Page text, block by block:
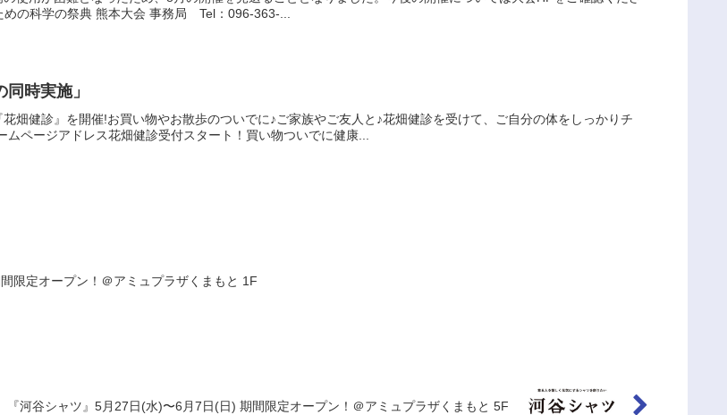
の科学の祭典 熊本大会 事務局 Tel：096-363-...
時実施」
畑健診』を開催!お買い物やお散歩のついでに♪ご家族やご友人と♪花畑健診を受けて、ご自分の体をしっかりチ
ページアドレス花畑健診受付スタート！買い物ついでに健康...
限定オープン！＠アミュプラザくまもと 1F
『河谷シャツ』5月27日(水)〜6月7日(日) 期間限定オープン！＠アミュプラザくまもと 5F